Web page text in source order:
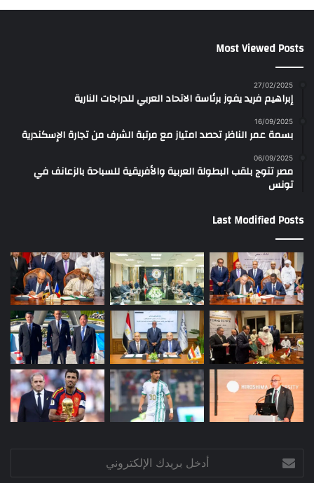
Most Viewed Posts
27/02/2025
إبراهيم فريد يفوز برئاسة الاتحاد العربي للدراجات النارية
16/09/2025
بسمة عمر الناظر تحصد امتياز مع مرتبة الشرف من تجارة الإسكندرية
06/09/2025
مصر تتوج بلقب البطولة العربية والأفريقية للسباحة بالزعانف في
تونس
Last Modified Posts
بريدك